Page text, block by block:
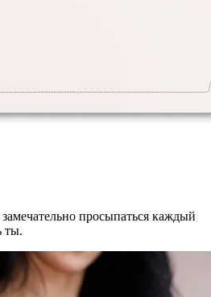
просыпаться каждый
ты.